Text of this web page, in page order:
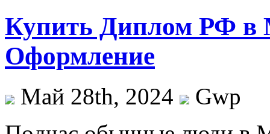
Купить Диплом РФ в
Оформление
Май 28th, 2024
Gwp